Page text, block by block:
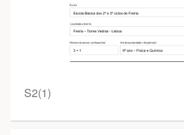
S2(1)